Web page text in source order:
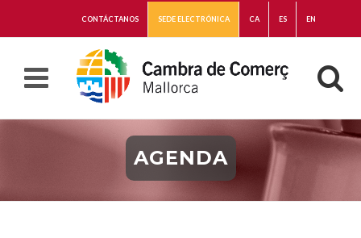
CONTÁCTANOS SEDE ELECTRÓNICA CA ES EN
AGENDA